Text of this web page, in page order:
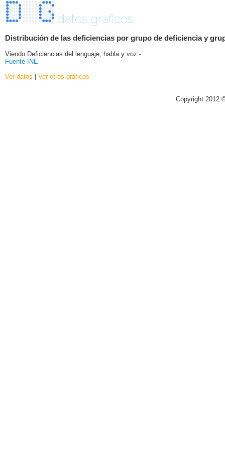
datos graficos
Distribución de las deficiencias por grupo de deficiencia y
Viendo Deficiencias del lenguaje, habla y voz -
Fuente INE
Ver datos | Ver otros gráficos
Copyright 2012